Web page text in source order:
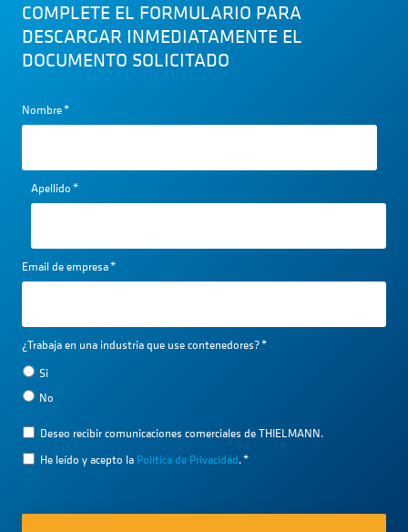
COMPLETE EL FORMULARIO PARA
DESCARGAR INMEDIATAMENTE EL
DOCUMENTO SOLICITADO
Nombre*
Apellido*
Email de empresa*
¿Trabaja en una industria que use contenedores?*
Si
No
Deseo recibir comunicaciones comerciales de THIELMANN.
He leído y acepto la Política de Privacidad.*